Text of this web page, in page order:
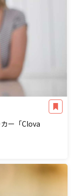
ー「Clova